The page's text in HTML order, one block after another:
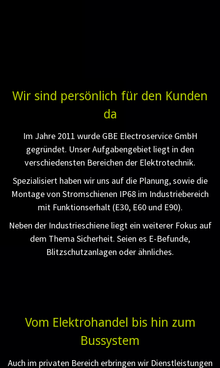
Wir sind persönlich für den Kunden
da
Im Jahre 2011 wurde GBE Electroservice GmbH
gegründet. Unser Aufgabengebiet liegt in den
verschiedensten Bereichen der Elektrotechnik.
Spezialisiert haben wir uns auf die Planung, sowie die
Montage von Stromschienen IP68 im Industriebereich
mit Funktionserhalt (E30, E60 und E90).
Neben der Industrieschiene liegt ein weiterer Fokus auf
dem Thema Sicherheit. Seien es E-Befunde,
Blitzschutzanlagen oder ähnliches.
Vom Elektrohandel bis hin zum
Bussystem
Auch im privaten Bereich erbringen wir Dienstleistungen